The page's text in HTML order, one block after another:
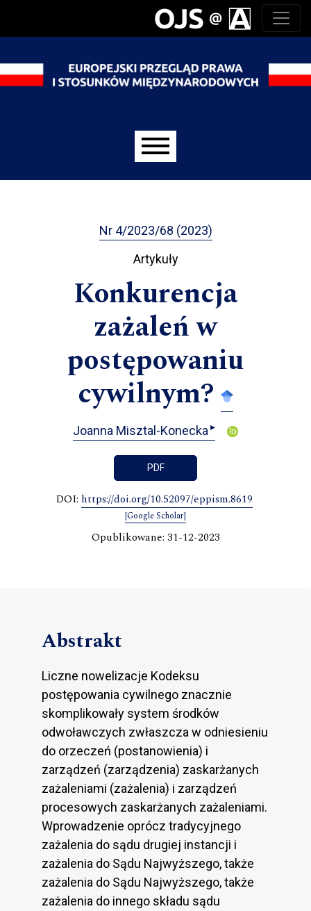
Nr 4/2023/68 (2023)
Artykuły
Konkurencja
zażaleń w
postępowaniu
cywilnym?
Joanna Misztal-Konecka ▸
PDF
DOI: https://doi.org/10.52097/eppism.8619
[Google Scholar]
Opublikowane: 31-12-2023
Abstrakt
Liczne nowelizacje Kodeksu
postępowania cywilnego znacznie
skomplikowały system środków
odwoławczych zwłaszcza w odniesieniu
do orzeczeń (postanowienia) i
zarządzeń (zarządzenia) zaskarżanych
zażaleniami (zażalenia) i zarządzeń
procesowych zaskarżanych zażaleniami.
Wprowadzenie oprócz tradycyjnego
zażalenia do sądu drugiej instancji i
zażalenia do Sądu Najwyższego, także
zażalenia do Sądu Najwyższego, także
zażalenia do innego składu sądu